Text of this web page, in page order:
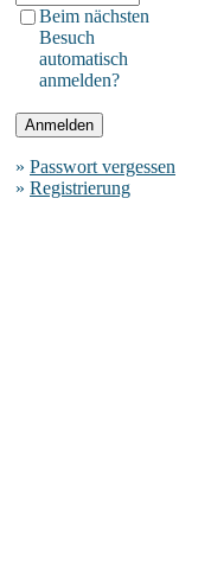
Beim nächsten
Besuch
automatisch
anmelden?
» Passwort vergessen
» Registrierung